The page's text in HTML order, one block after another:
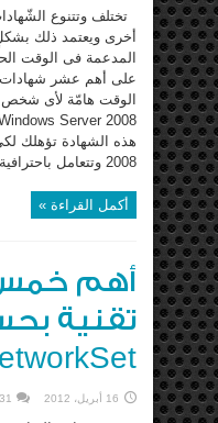
تختلف وتتنوع
أخرى ويعتمد ذلك
المدعمة فى الوقت
على أهم عشر
Server 2008
هذه الشهادة تؤهلك
2008 وتتعامل باحترافية ...
أكمل القراءة »
أهم
تقنية
16 أبريل، 2012 31 تعليقات